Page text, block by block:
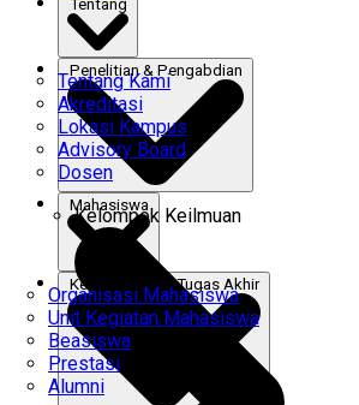
Tentang Kami
Akreditasi
Lokasi Kampus
Advisory Board
Dosen
Kelompok Keilmuan
Mahasiswa
Organisasi Mahasiswa
Unit Kegiatan Mahasiswa
Beasiswa
Prestasi
Alumni
Kerja Praktik & Tugas Akhir